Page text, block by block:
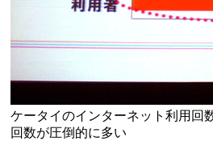
ケータイのインターネット利用回
回数が圧倒的に多い